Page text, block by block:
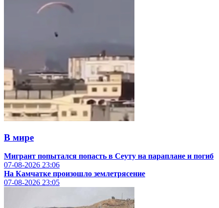
В мире
Мигрант попытался попасть в Сеуту на параплане и погиб
07-08-2026 23:06
На Камчатке произошло землетрясение
07-08-2026 23:05